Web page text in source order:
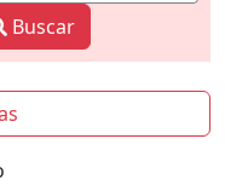
Buscar